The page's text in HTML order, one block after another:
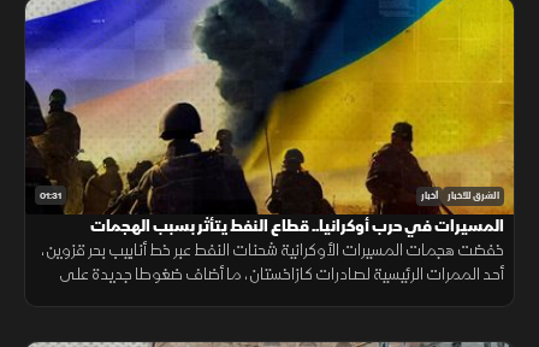
01:31 الشرق للأخبار أخبار
المسيرات في حرب أوكرانيا.. قطاع النفط يتأثر بسبب الهجمات
خفضت هجمات المسيرات الأوكرانية شحنات النفط عبر خط أنابيب بحر قزوين،
أحد الممرات الرئيسية لصادرات كازاخستان، ما أضاف ضغوطا جديدة على